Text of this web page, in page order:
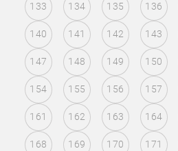
133 134 135 136
140 141 142 143
147 148 149 150
154 155 156 157
161 162 163 164
168 169 170 171